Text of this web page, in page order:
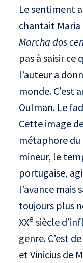
Le sentiment
chantait Maria
Marcha dos
pas à saisir ce
l’auteur a
monde. C’est
Oulman. Le
Cette image
métaphore du
mineur, le
portugaise,
l’avance mais
toujours plus
XXe siècle
genre. C’est
et Vinicius de